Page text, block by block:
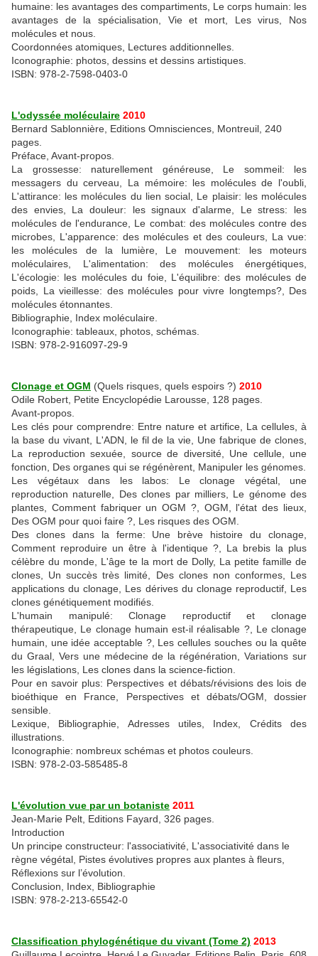
humaine: les avantages des compartiments, Le corps humain: les
avantages de la spécialisation, Vie et mort, Les virus, Nos
molécules et nous.
Coordonnées atomiques, Lectures additionnelles.
Iconographie: photos, dessins et dessins artistiques.
ISBN: 978-2-7598-0403-0
L'odyssée moléculaire 2010
Bernard Sablonnière, Editions Omnisciences, Montreuil, 240
pages.
Préface, Avant-propos.
La grossesse: naturellement généreuse, Le sommeil: les
messagers du cerveau, La mémoire: les molécules de l'oubli,
L'attirance: les molécules du lien social, Le plaisir: les molécules
des envies, La douleur: les signaux d'alarme, Le stress: les
molécules de l'endurance, Le combat: des molécules contre des
microbes, L'apparence: des molécules et des couleurs, La vue:
les molécules de la lumière, Le mouvement: les moteurs
moléculaires, L'alimentation: des molécules énergétiques,
L'écologie: les molécules du foie, L'équilibre: des molécules de
poids, La vieillesse: des molécules pour vivre longtemps?, Des
molécules étonnantes.
Bibliographie, Index moléculaire.
Iconographie: tableaux, photos, schémas.
ISBN: 978-2-916097-29-9
Clonage et OGM (Quels risques, quels espoirs ?) 2010
Odile Robert, Petite Encyclopédie Larousse, 128 pages.
Avant-propos.
Les clés pour comprendre: Entre nature et artifice, La cellules, à
la base du vivant, L'ADN, le fil de la vie, Une fabrique de clones,
La reproduction sexuée, source de diversité, Une cellule, une
fonction, Des organes qui se régénèrent, Manipuler les génomes.
Les végétaux dans les labos: Le clonage végétal, une
reproduction naturelle, Des clones par milliers, Le génome des
plantes, Comment fabriquer un OGM ?, OGM, l'état des lieux,
Des OGM pour quoi faire ?, Les risques des OGM.
Des clones dans la ferme: Une brève histoire du clonage,
Comment reproduire un être à l'identique ?, La brebis la plus
célèbre du monde, L'âge te la mort de Dolly, La petite famille de
clones, Un succès très limité, Des clones non conformes, Les
applications du clonage, Les dérives du clonage reproductif, Les
clones génétiquement modifiés.
L'humain manipulé: Clonage reproductif et clonage
thérapeutique, Le clonage humain est-il réalisable ?, Le clonage
humain, une idée acceptable ?, Les cellules souches ou la quête
du Graal, Vers une médecine de la régénération, Variations sur
les législations, Les clones dans la science-fiction.
Pour en savoir plus: Perspectives et débats/révisions des lois de
bioéthique en France, Perspectives et débats/OGM, dossier
sensible.
Lexique, Bibliographie, Adresses utiles, Index, Crédits des
illustrations.
Iconographie: nombreux schémas et photos couleurs.
ISBN: 978-2-03-585485-8
L'évolution vue par un botaniste 2011
Jean-Marie Pelt, Editions Fayard, 326 pages.
Introduction
Un principe constructeur: l'associativité, L'associativité dans le
règne végétal, Pistes évolutives propres aux plantes à fleurs,
Réflexions sur l’évolution.
Conclusion, Index, Bibliographie
ISBN: 978-2-213-65542-0
Classification phylogénétique du vivant (Tome 2) 2013